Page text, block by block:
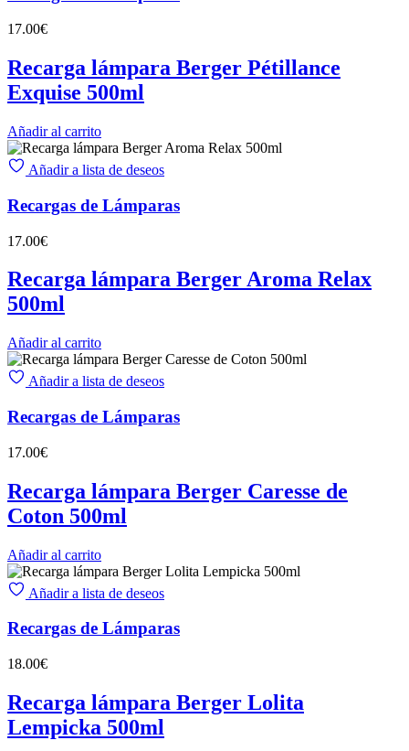
17.00€
Recarga lámpara Berger Pétillance
Exquise 500ml
Añadir al carrito
Añadir a lista de deseos
Recargas de Lámparas
17.00€
Recarga lámpara Berger Aroma Relax
500ml
Añadir al carrito
Añadir a lista de deseos
Recargas de Lámparas
17.00€
Recarga lámpara Berger Caresse de
Coton 500ml
Añadir al carrito
Añadir a lista de deseos
Recargas de Lámparas
18.00€
Recarga lámpara Berger Lolita
Lempicka 500ml